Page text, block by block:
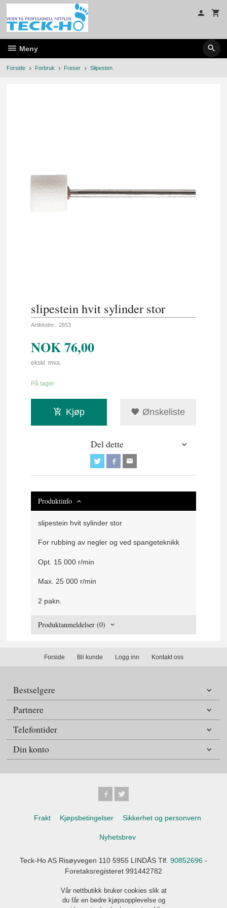
Gå
innholdet
Meny
Forside Forbruk Freser Slipesten
slipestein hvit sylinder stor
Artikkelnr.: 2653
NOK76,00
ekskl. mva.
På lager
Kjøp Ønskeliste
Del dette
Produktinfo
slipestein hvit sylinder stor
For rubbing av negler og ved spangeteknikk
Opt. 15 000 r/min
Max. 25 000 r/min
2 pakn.
Produktanmeldelser (0)
Forside Bli kunde Logg inn Kontakt oss
Bestselgere
Partnere
Telefontider
Din konto
Frakt Kjøpsbetingelser Sikkerhet og personvern
Nyhetsbrev
Teck-Ho AS Risøyvegen 110 5955 LINDÅS Tlf. 90852696 -
Foretaksregisteret 991442782
Vår nettbutikk bruker cookies slik at
du får en bedre kjøpsopplevelse og